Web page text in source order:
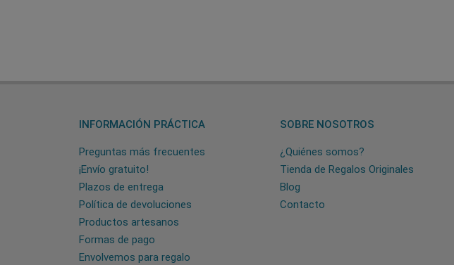
INFORMACIÓN PRÁCTICA
Preguntas más frecuentes
¡Envío gratuito!
Plazos de entrega
Política de devoluciones
Productos artesanos
Formas de pago
Envolvemos para regalo
SOBRE NOSOTROS
¿Quiénes somos?
Tienda de Regalos Originales
Blog
Contacto